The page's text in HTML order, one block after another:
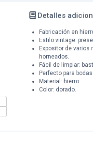
Detalles
Fabricación en
Estilo vintage:
Expositor de
horneados.
Fácil de limpiar:
Perfecto para
Material: hierro.
Color: dorado.